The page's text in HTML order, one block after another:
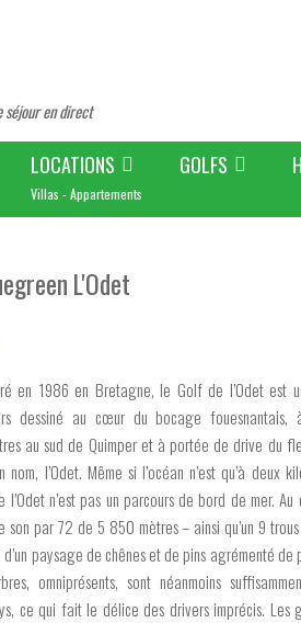
en direct
LOCATIONS
Villas - Appartements
GOLFS
L'Odet
en 1986 en Bretagne, le Golf de l’Odet est
dessiné au cœur du bocage fouesnantais,
au sud de Quimper et à portée de drive du
nom, l’Odet. Même si l’océan n’est qu’à deux
l’Odet n’est pas un parcours de bord de mer.
son par 72 de 5 850 mètres – ainsi qu’un 9
d’un paysage de chênes et de pins agrémenté de
omniprésents, sont néanmoins
ce qui fait le délice des drivers imprécis. Les